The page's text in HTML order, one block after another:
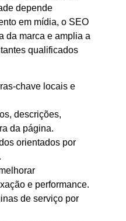
depende
em mídia, o SEO
da marca e amplia a
qualificados
chave locais e
descrições,
da página.
orientados por
e performance.
de serviço por